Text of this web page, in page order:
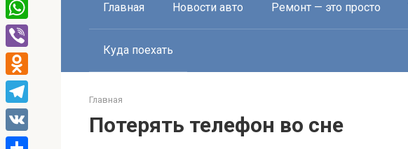
Главная Новости авто Ремонт — это просто
Куда поехать
Главная
Потерять телефон во сне
WhatsApp
Viber
Odnoklassniki
Telegram
VK